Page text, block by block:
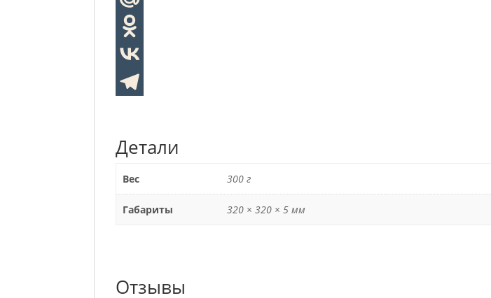
Детали
Вес 300 г
Габариты 320 × 320 × 5 мм
Отзывы